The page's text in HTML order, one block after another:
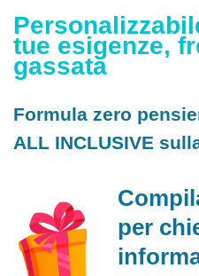
tue esigenze,
gassata
Formula zero
ALL INCLUSIVE
per